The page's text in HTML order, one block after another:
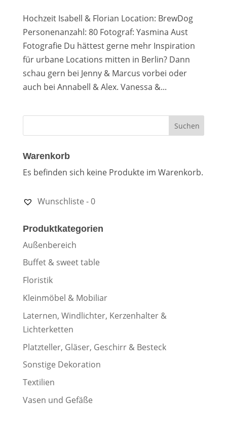
Hochzeit Isabell & Florian Location: BrewDog
Personenanzahl: 80 Fotograf: Yasmina Aust
Fotografie Du hättest gerne mehr Inspiration
für urbane Locations mitten in Berlin? Dann
schau gern bei Jenny & Marcus vorbei oder
auch bei Annabell & Alex. Vanessa &...
Warenkorb
Es befinden sich keine Produkte im Warenkorb.
Wunschliste -0
Produktkategorien
Außenbereich
Buffet & sweet table
Floristik
Kleinmöbel & Mobiliar
Laternen, Windlichter, Kerzenhalter &
Lichterketten
Platzteller, Gläser, Geschirr & Besteck
Sonstige Dekoration
Textilien
Vasen und Gefäße